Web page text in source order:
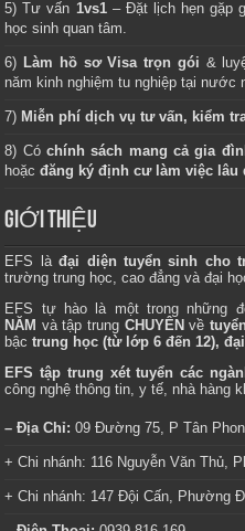
5) Tư vấn 1vs1– Đặt lịch hẹn gặp
học sinh quan tâm.
6) Làm hồ sơ Visa trọn gói &
năm kinh nghiệm tu nghiệp tại nước
7) Miễn phí dịch vụ tư vấn, kiểm
8) Cóchính sách mang cả gia
hoặcđăng ký định cư làm việc lâu
GIỚI THIỆU
EFS làđại diện tuyển sinh cho
trường trung học, cao đẳng và đại
EFS tự hào là một trong những
NĂM và tập trung CHUYÊN về
bậctrung học (từ lớp 6 đến 12),
EFS tập trung xét tuyển các
công nghệ thông tin, y tế, nhà hàng
– Địa Chỉ: 09 Đường 75, P Tân
+ Chi nhánh: 116 Nguyễn Văn Thủ,
+ Chi nhánh: 147 Đội Cấn, Phường